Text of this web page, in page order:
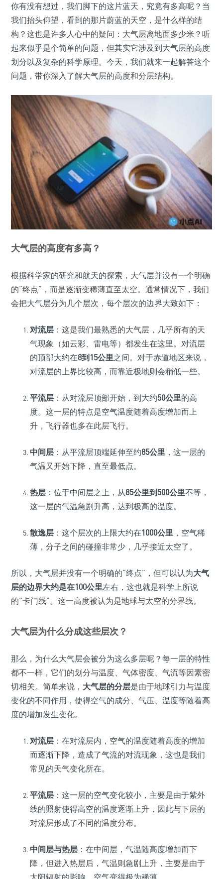
你有没有想过，我们脚下的这片蓝天，究竟有多高呢？当
我们抬头仰望，看到的那片蔚蓝的天空，是什么样的结
构？这也是许多人心中的疑问： 大气层离地面多少米？听
起来似乎是个简单的问题，但其实它涉及到大气层的高度
划分以及复杂的科学原理。今天，我们就来一起解答这个
问题，带你深入了解大气层的高度和分层结构。
大气层的高度有多高？
根据科学家的研究和航天的探索，大气层并没有一个明确
的“终点”，而是逐渐变稀薄直至太空。通常情况下，我们
会把大气层分为几个层次，每个层次的边界大致如下：
对流层 ：这是我们最熟悉的大气层，几乎所有的天
气现象（如云彩、雷电等）都发生在这里。对流层
的顶部大约在8到15公里之间。对于赤道地区来说，
对流层的上界比较高，而靠近极地则会稍低一些。
平流层 ：从对流层顶部开始，到大约50公里的高
度。这一层的特点是空气温度随着高度增加而上
升，飞行器也多在此层飞行。
中间层 ：从平流层顶端延伸至约85公里 ，这一层的
气温又开始下降，直至最低点。
热层 ：位于中间层之上，从85公里到500公里不等，
这一层的气温急剧升高，达到极高的温度。
散逸层 ：这个层次的上限大约在1000公里 ，空气稀
薄，分子之间的碰撞非常少，几乎接近太空了。
所以，大气层并没有一个明确的“终点”，但可以认为大气
层的边界大约是在100公里左右，这也就是科学上所说
的“卡门线”。这一高度被认为是地球与太空的分界线。
大气层为什么分成这些层次？
那么，为什么大气层会被分为这么多层呢？每一层的特性
都不一样，它们的划分与温度、气体密度、气流等因素密
切相关。简单来说， 大气层的分层是由于地球引力与温度
变化的不同作用，使得空气的成分、气压、温度等随着高
度的增加发生变化。
对流层 ：在对流层内，空气的温度随着高度的增加
而逐渐下降，造成了气流的对流现象，这也是我们
常见的天气变化所在。
平流层 ：这一层的空气变化较小，主要是由于紫外
线的照射使得高空的温度逐渐上升，因此与下层的
对流层形成了不同的温度分布。
中间层与热层 ：在中间层，气温随高度增加而下
降，但进入热层后，气温则急剧上升，主要是由于
太阳辐射的影响，空气变得极为稀薄。